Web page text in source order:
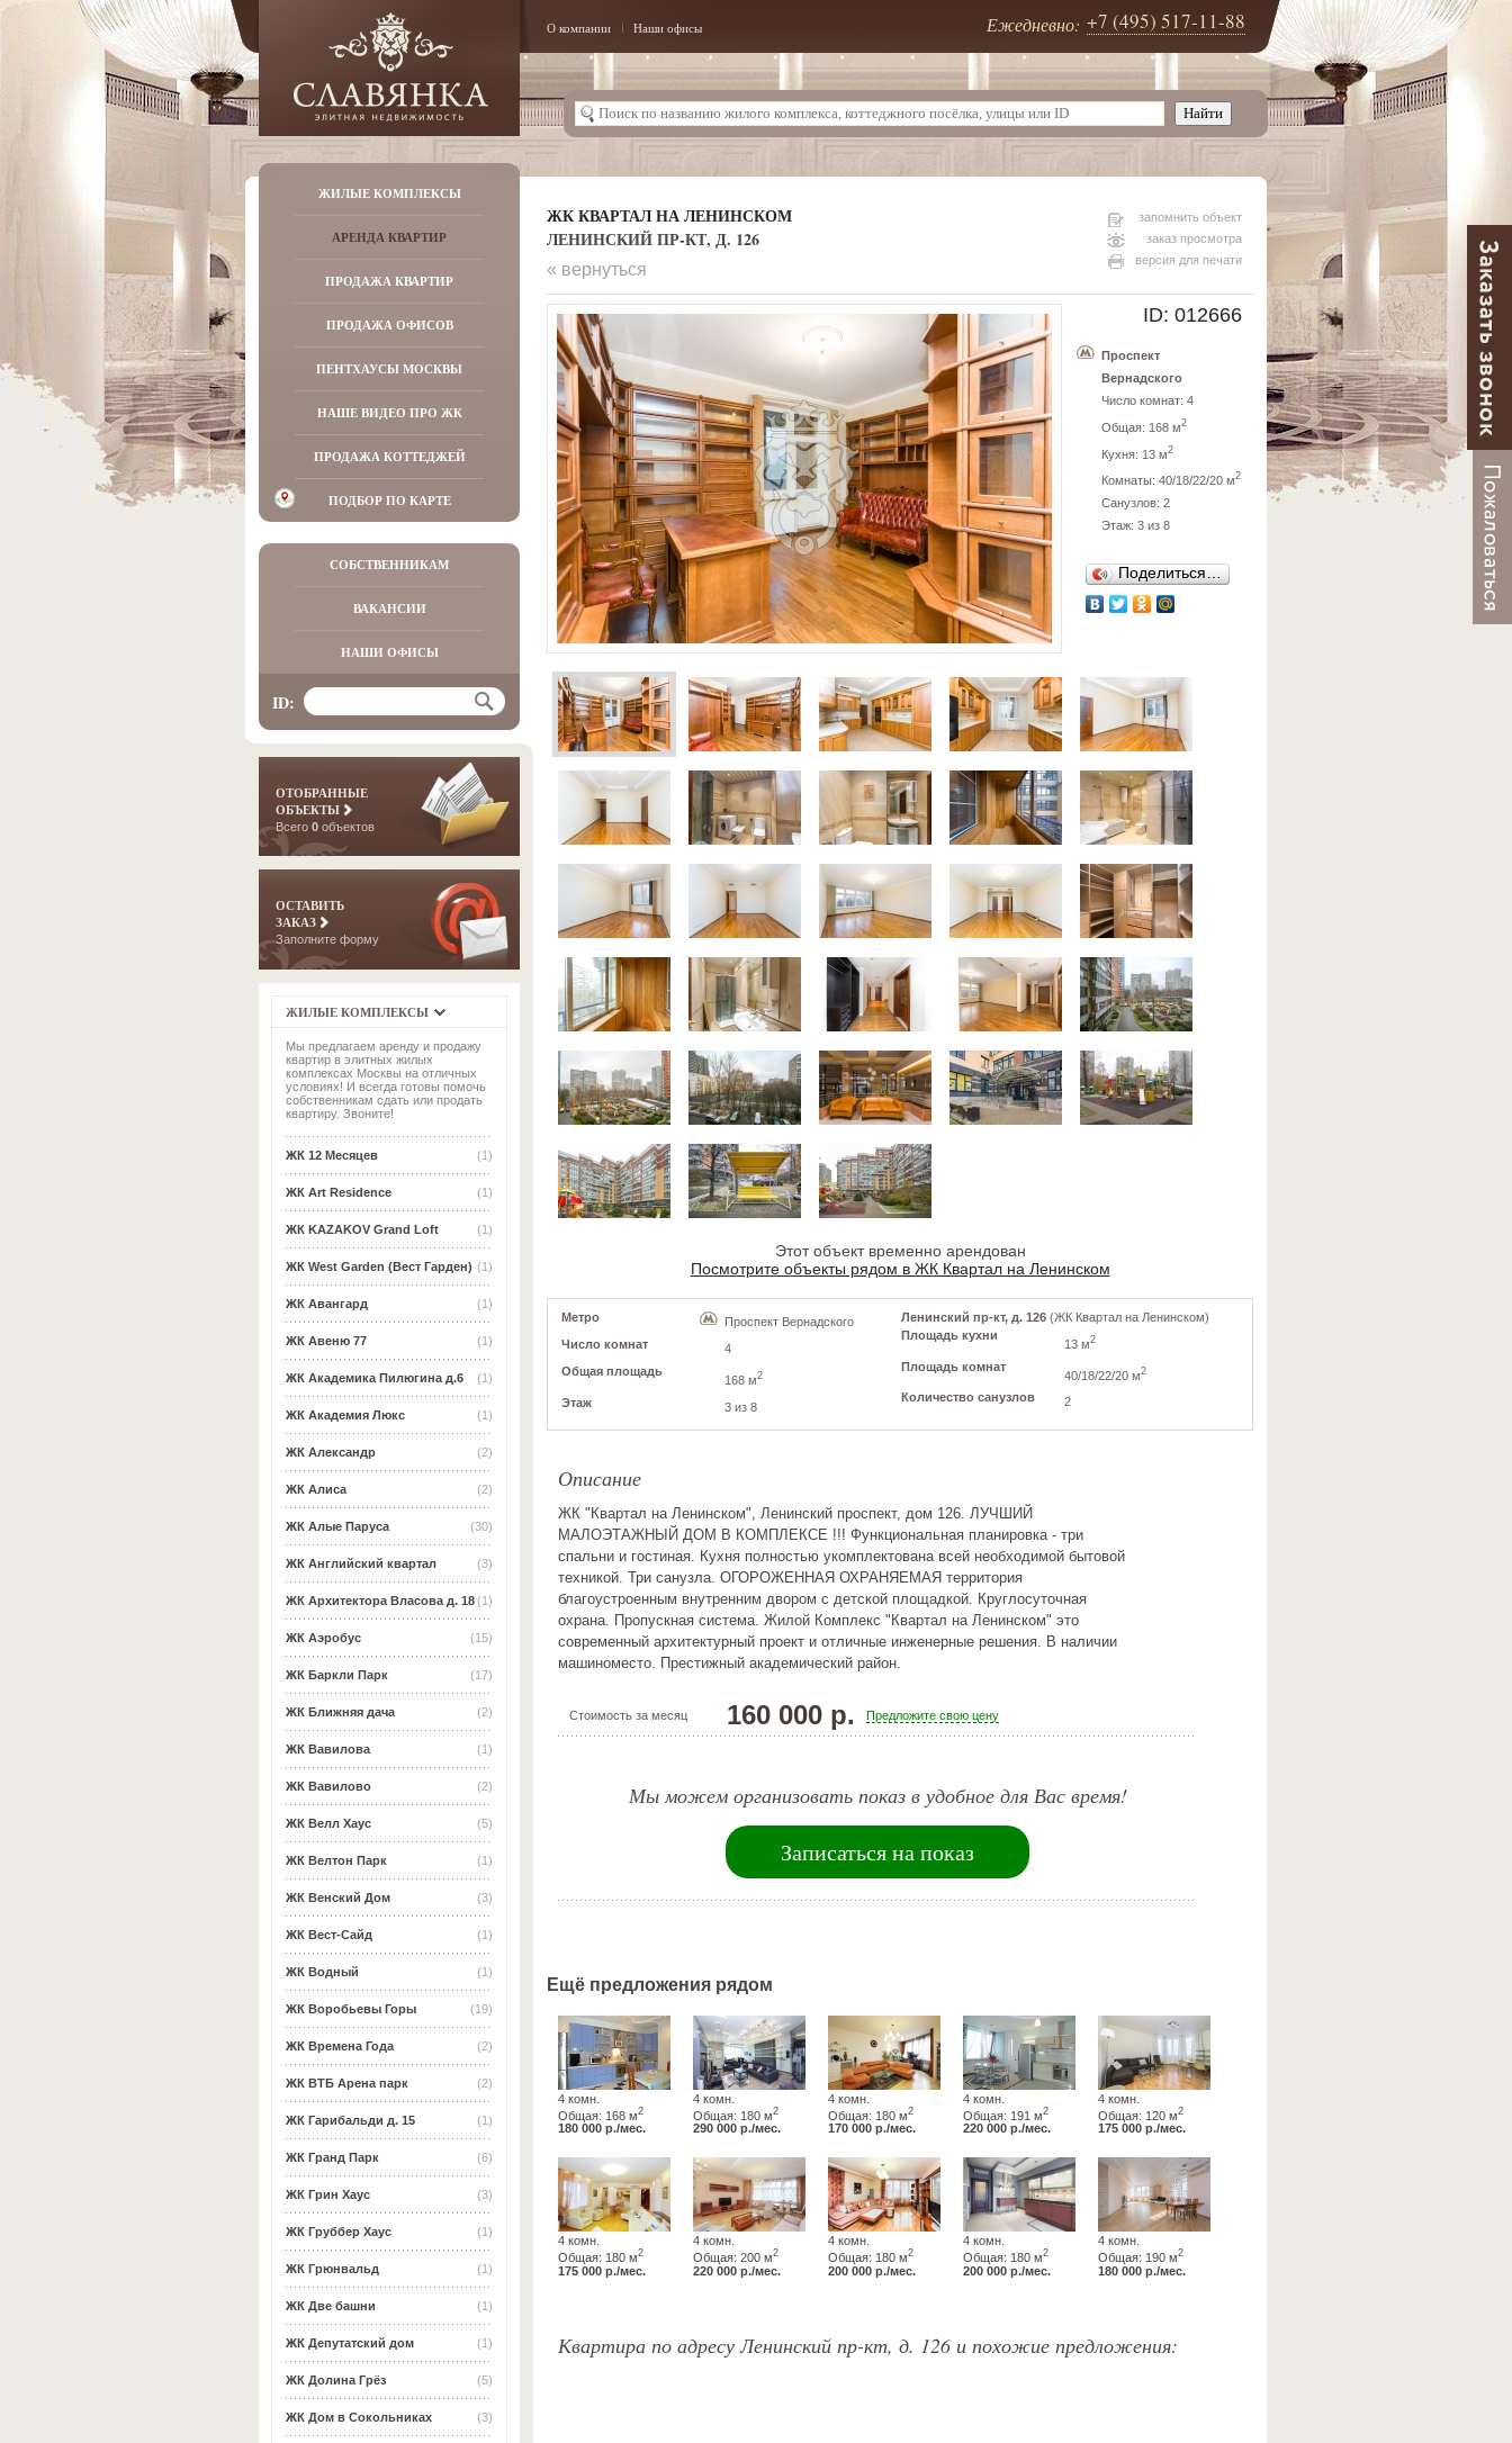
О компании Наши офисы Ежедневно: +7 (495) 517-11-88
ЖИЛЫЕ КОМПЛЕКСЫ
АРЕНДА КВАРТИР
ПРОДАЖА КВАРТИР
ПРОДАЖА ОФИСОВ
ПЕНТХАУСЫ МОСКВЫ
НАШЕ ВИДЕО ПРО ЖК
ПРОДАЖА КОТТЕДЖЕЙ
ПОДБОР ПО КАРТЕ
СОБСТВЕННИКАМ
ВАКАНСИИ
НАШИ ОФИСЫ
ID:
ОТОБРАННЫЕ
ОБЪЕКТЫ
Всего 0 объектов
ОСТАВИТЬ
ЗАКАЗ
Заполните форму
ЖИЛЫЕ КОМПЛЕКСЫ
Мы предлагаем аренду и продажу
квартир в элитных жилых
комплексах Москвы на отличных
условиях! И всегда готовы помочь
собственникам сдать или продать
квартиру. Звоните!
(1)
ЖК 12 Месяцев
(1)
ЖК Art Residence
(1)
ЖК KAZAKOV Grand Loft
(1)
ЖК West Garden (Вест Гарден)
(1)
ЖК Авангард
(1)
ЖК Авеню 77
(1)
ЖК Академика Пилюгина д.6
(1)
ЖК Академия Люкс
(2)
ЖК Александр
(2)
ЖК Алиса
(30)
ЖК Алые Паруса
(3)
ЖК Английский квартал
(1)
ЖК Архитектора Власова д. 18
(15)
ЖК Аэробус
(17)
ЖК Баркли Парк
(2)
ЖК Ближняя дача
(1)
ЖК Вавилова
(2)
ЖК Вавилово
(5)
ЖК Велл Хаус
(1)
ЖК Велтон Парк
(3)
ЖК Венский Дом
(1)
ЖК Вест-Сайд
(1)
ЖК Водный
(19)
ЖК Воробьевы Горы
(2)
ЖК Времена Года
(2)
ЖК ВТБ Арена парк
(1)
ЖК Гарибальди д. 15
(6)
ЖК Гранд Парк
(3)
ЖК Грин Хаус
(1)
ЖК Груббер Хаус
(1)
ЖК Грюнвальд
(1)
ЖК Две башни
(1)
ЖК Депутатский дом
(5)
ЖК Долина Грёз
(3)
ЖК Дом в Сокольниках
ЖК КВАРТАЛ НА ЛЕНИНСКОМ
ЛЕНИНСКИЙ ПР-КТ, Д. 126
запомнить объект
заказ просмотра
версия для печати
« вернуться
ID: 012666
Проспект
Вернадского
Число комнат: 4
Общая: 168 м2
Кухня: 13 м2
Комнаты: 40/18/22/20 м2
Санузлов: 2
Этаж: 3 из 8
Поделиться…
Этот объект временно арендован
Посмотрите объекты рядом в ЖК Квартал на Ленинском
Метро
Проспект Вернадского
Число комнат
4
Общая площадь
168 м2
Этаж 3 из 8
Ленинский пр-кт, д. 126 (ЖК Квартал на Ленинском)
Площадь кухни
13 м2
Площадь комнат
40/18/22/20 м2
Количество санузлов 2
Описание
ЖК "Квартал на Ленинском", Ленинский проспект, дом 126. ЛУЧШИЙ
МАЛОЭТАЖНЫЙ ДОМ В КОМПЛЕКСЕ !!! Функциональная планировка - три
спальни и гостиная. Кухня полностью укомплектована всей необходимой бытовой
техникой. Три санузла. ОГОРОЖЕННАЯ ОХРАНЯЕМАЯ территория
благоустроенным внутренним двором с детской площадкой. Круглосуточная
охрана. Пропускная система. Жилой Комплекс "Квартал на Ленинском" это
современный архитектурный проект и отличные инженерные решения. В наличии
машиноместо. Престижный академический район.
Стоимость за месяц 160 000 р. Предложите свою цену
Мы можем организовать показ в удобное для Вас время!
Записаться на показ
Ещё предложения рядом
4 комн.
Общая: 168 м2
180 000 р./мес.
4 комн.
Общая: 180 м2
290 000 р./мес.
4 комн.
Общая: 180 м2
170 000 р./мес.
4 комн.
Общая: 191 м2
220 000 р./мес.
4 комн.
Общая: 120 м2
175 000 р./мес.
4 комн.
Общая: 180 м2
175 000 р./мес.
4 комн.
Общая: 200 м2
220 000 р./мес.
4 комн.
Общая: 180 м2
200 000 р./мес.
4 комн.
Общая: 180 м2
200 000 р./мес.
4 комн.
Общая: 190 м2
180 000 р./мес.
Квартира по адресу Ленинский пр-кт, д. 126 и похожие предложения: